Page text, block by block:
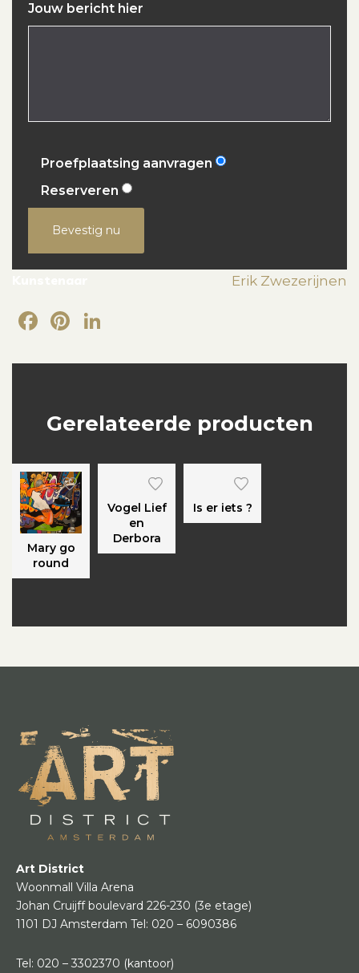
Jouw bericht hier
Proefplaatsing aanvragen
Reserveren
Bevestig nu
Erik Zwezerijnen
Facebook
Pinterest
Gerelateerde producten
Mary go
round
Vogel Lief
en
Derbora
Is er iets ?
Art District
Woonmall Villa Arena
Johan Cruijff boulevard 226-230 (3e etage)
1101 DJ Amsterdam Tel: 020 – 6090386
Tel: 020 – 3302370 (kantoor)